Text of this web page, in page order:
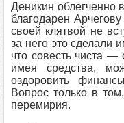
Деникин облегченно
благодарен
своей клятвой не
за него это сделали
что совесть чиста —
имея средства,
оздоровить
Вопрос только в
перемирия.